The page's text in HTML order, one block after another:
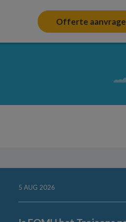
Offerte
5 AUG 2026